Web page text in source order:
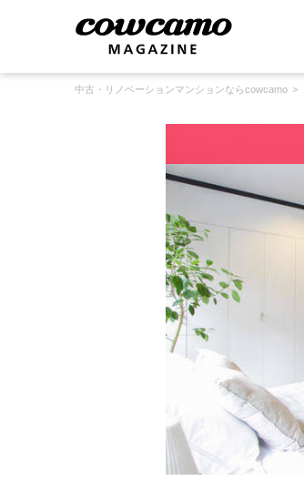
中古・リノベーションマンションならcowcamo